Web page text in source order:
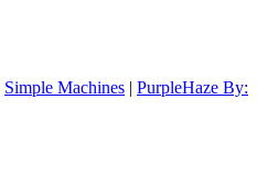
Simple Machines | PurpleHaze By: